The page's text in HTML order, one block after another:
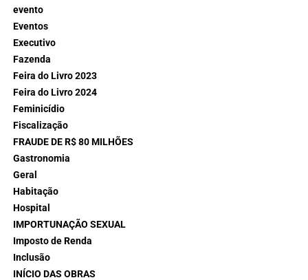
evento
Eventos
Executivo
Fazenda
Feira do Livro 2023
Feira do Livro 2024
Feminicídio
Fiscalização
FRAUDE DE R$ 80 MILHÕES
Gastronomia
Geral
Habitação
Hospital
IMPORTUNAÇÃO SEXUAL
Imposto de Renda
Inclusão
INÍCIO DAS OBRAS